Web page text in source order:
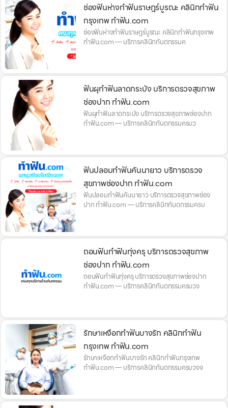
ช่องฟันห่างทำฟันราษฎร์บูรณะ คลินิกทำฟัน
กรุงเทพ ทำฟัน.com
ช่องฟันห่างทำฟันราษฎร์บูรณะ คลินิกทำฟันกรุงเทพ
ทำฟัน.com — บริการคลินิกทันตกรรมค
ฟันผุทำฟันลาดกระบัง บริการตรวจสุขภาพ
ช่องปาก ทำฟัน.com
ฟันผุทำฟันลาดกระบัง บริการตรวจสุขภาพช่องปาก
ทำฟัน.com — บริการคลินิกทันตกรรมครบว
ฟันปลอมทำฟันคันนายาว บริการตรวจ
สุขภาพช่องปาก ทำฟัน.com
ฟันปลอมทำฟันคันนายาว บริการตรวจสุขภาพช่อง
ปาก ทำฟัน.com — บริการคลินิกทันตกรรมครบ
ถอนฟันทำฟันทุ่งครุ บริการตรวจสุขภาพ
ช่องปาก ทำฟัน.com
ถอนฟันทำฟันทุ่งครุ บริการตรวจสุขภาพช่องปาก
ทำฟัน.com — บริการคลินิกทันตกรรมครบวง
รักษาเหงือกทำฟันบางรัก คลินิกทำฟัน
กรุงเทพ ทำฟัน.com
รักษาเหงือกทำฟันบางรัก คลินิกทำฟันกรุงเทพ
ทำฟัน.com — บริการคลินิกทันตกรรมครบวงจ